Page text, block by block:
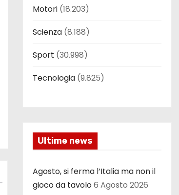
Motori (18.203)
Scienza (8.188)
Sport (30.998)
Tecnologia (9.825)
Ultime news
Agosto, si ferma l’Italia ma non il
gioco da tavolo6 Agosto 2026